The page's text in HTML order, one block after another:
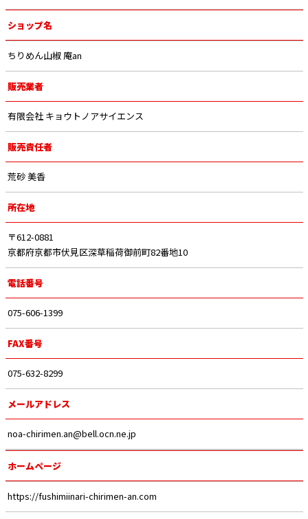
ショップ名
ちりめん山椒 庵an
販売業者
有限会社 キョウトノアサイエンス
販売責任者
荒砂 美香
所在地
〒612-0881
京都府京都市伏見区深草稲荷御前町82番地10
電話番号
075-606-1399
FAX番号
075-632-8299
メールアドレス
noa-chirimen.an@bell.ocn.ne.jp
ホームページ
https://fushimiinari-chirimen-an.com